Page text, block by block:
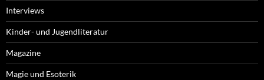
Interviews
Kinder- und Jugendliteratur
Magazine
Magie und Esoterik